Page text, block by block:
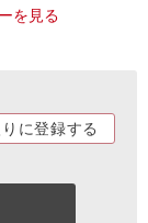
を見る
に登録する